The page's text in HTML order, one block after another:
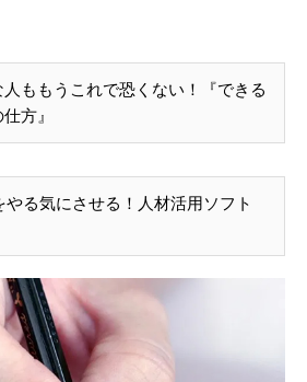
ももうこれで恐くない！『できる
方』
やる気にさせる！人材活用ソフト